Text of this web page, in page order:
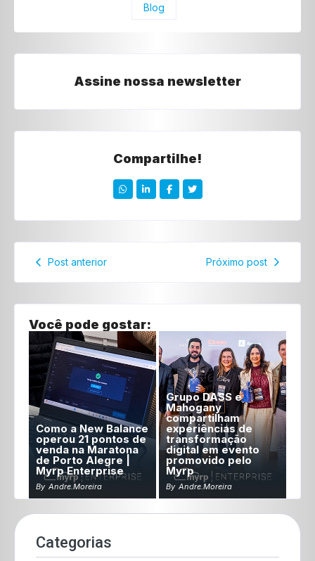
Blog
Assine nossa newsletter
Compartilhe!
Post anterior Próximo post
Você pode gostar:
Como a New Balance
operou 21 pontos de
venda na Maratona
de Porto Alegre |
Myrp Enterprise
By Andre.moreira
Grupo DASS e
Mahogany
compartilham
experiências de
transformação
digital em evento
promovido pelo
Myrp
By Andre.moreira
Categorias